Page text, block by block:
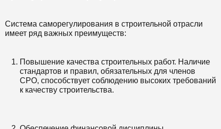
Система саморегулирования в строительной отрасли
имеет ряд важных преимуществ:
Повышение качества строительных работ. Наличие
стандартов и правил, обязательных для членов
СРО, способствует соблюдению высоких требований
к качеству строительства.